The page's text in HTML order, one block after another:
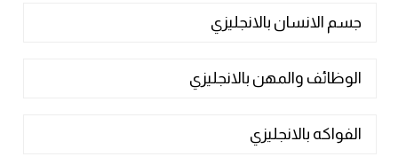
جسم الانسان بالانجليزي
الوظائف والمهن بالانجليزي
الفواكه بالانجليزي